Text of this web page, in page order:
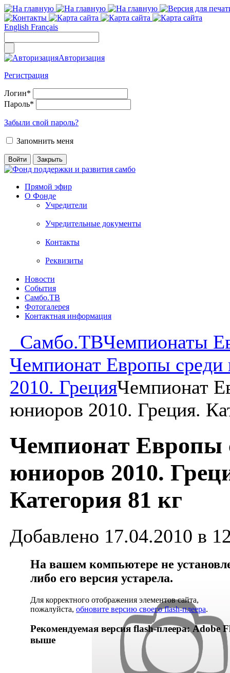
English Français
Авторизация
Регистрация
Логин*
Пароль*
Забыли свой пароль?
Запомнить меня
Прямой эфир
О Фонде
Учредители
Учредительные документы
Контакты
Реквизиты
Новости
События
Самбо.ТВ
Фотогалерея
Контактная информация
Самбо.ТВЧемпионаты
Чемпионат Европы
2010. ГрецияЧемпионат
юниоров 2010. Греция.
Чемпионат Европы
юниоров 2010.
Категория 81 кг
Добавлено 17.04.2010 в
На вашем компьютере не
либо его версия устарела.
Для корректного отображения элементов сайта,
пожалуйста, обновите версию своего flash-плеера.
Рекомендуемая версия flash-плеера: Adobe
выше